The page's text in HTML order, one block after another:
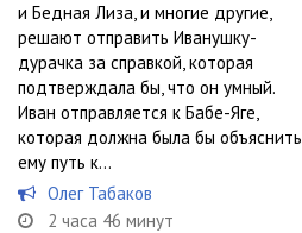
и Бедная Лиза, и многие другие,
решают отправить Иванушку-
дурачка за справкой, которая
подтверждала бы, что он умный.
Иван отправляется к Бабе-Яге,
которая должна была бы объяснить
ему путь к...
Олег Табаков
2 часа 46 минут